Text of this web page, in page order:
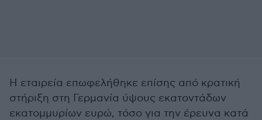
Η εταιρεία επωφελήθηκε επίσης από κρατική
στήριξη στη Γερμανία ύψους εκατοντάδων
εκατομμυρίων ευρώ, τόσο για την έρευνα κατά